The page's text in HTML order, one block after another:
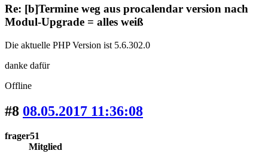
Re: [b]Termine weg aus procalendar version nach
Modul-Upgrade = alles weiß
Die aktuelle PHP Version ist 5.6.302.0
danke dafür
Offline
#8 08.05.2017 11:36:08
frager51
Mitglied